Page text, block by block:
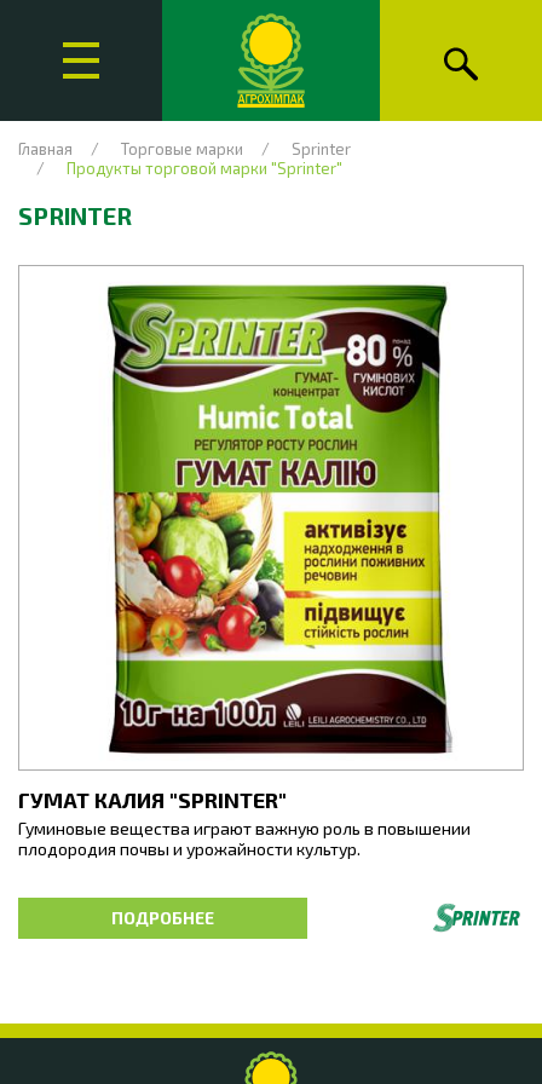
Главная Торговые марки
Sprinter
Продукты торговой марки "Sprinter"
SPRINTER
ГУМАТ КАЛИЯ "SPRINTER"
Гуминовые вещества играют важную роль в повышении
плодородия почвы и урожайности культур.
Гуминовые кислоты являются прекрасным естественным
органическим веществом для обеспечения растений и почвы
значительной дозой необходимых питательных веществ,
ПОДРОБНЕЕ